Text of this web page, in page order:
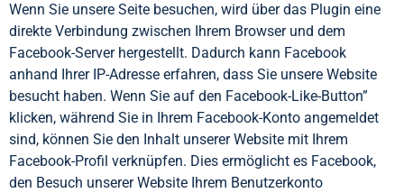
Wenn Sie unsere Seite besuchen, wird über das Plugin eine
direkte Verbindung zwischen Ihrem Browser und dem
Facebook-Server hergestellt. Dadurch kann Facebook
anhand Ihrer IP-Adresse erfahren, dass Sie unsere Website
besucht haben. Wenn Sie auf den Facebook-Like-Button”
klicken, während Sie in Ihrem Facebook-Konto angemeldet
sind, können Sie den Inhalt unserer Website mit Ihrem
Facebook-Profil verknüpfen. Dies ermöglicht es Facebook,
den Besuch unserer Website Ihrem Benutzerkonto